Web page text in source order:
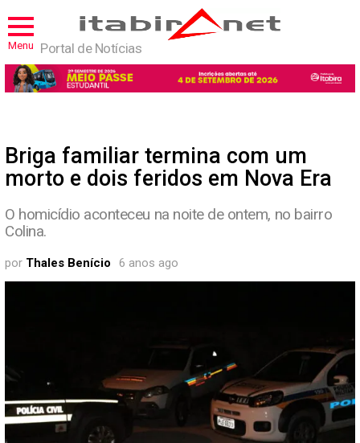
Menu Portal de Notícias
Briga familiar termina com um
morto e dois feridos em Nova Era
O homicídio aconteceu na noite de ontem, no bairro
Colina.
por Thales Benício 6 anos ago